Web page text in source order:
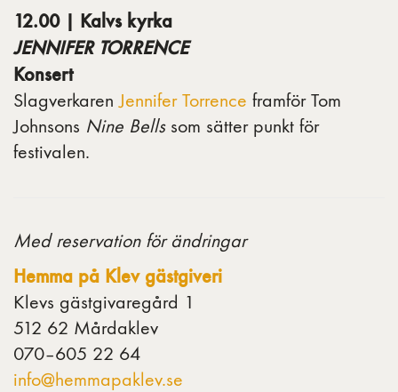
12.00 | Kalvs kyrka
JENNIFER TORRENCE
Konsert
SlagverkarenJennifer Torrence framför Tom
Johnsons Nine Bells som sätter punkt för
festivalen.
Med reservation för ändringar
Hemma på Klev gästgiveri
Klevs gästgivaregård 1
512 62 Mårdaklev
070–605 22 64
info@hemmapaklev.se